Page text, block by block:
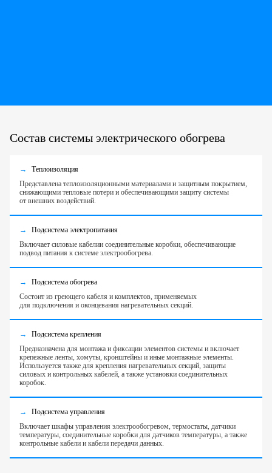
Состав системы электрического обогрева
Теплоизоляция
Представлена теплоизоляционными материалами и защитным покрытием,
снижающими тепловые потери и обеспечивающими защиту системы
от внешних воздействий.
Подсистема электропитания
Включает силовые кабелии соединительные коробки, обеспечивающие
подвод питания к системе электрообогрева.
Подсистема обогрева
Состоит из греющего кабеля и комплектов, применяемых
для подключения и оконцевания нагревательных секций.
Подсистема крепления
Предназначена для монтажа и фиксации элементов системы и включает
крепежные ленты, хомуты, кронштейны и иные монтажные элементы.
Используется также для крепления нагревательных секций, защиты
силовых и контрольных кабелей, а также установки соединительных
коробок.
Подсистема управления
Включает шкафы управления электрообогревом, термостаты, датчики
температуры, соединительные коробки для датчиков температуры, а также
контрольные кабели и кабели передачи данных.